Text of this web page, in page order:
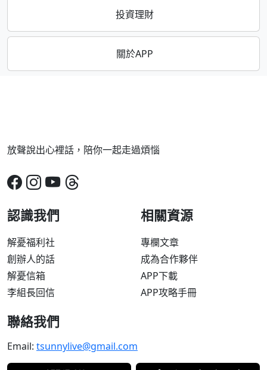
投資理財
關於APP
放聲說出心裡話，陪你一起走過煩惱
認識我們
解憂福利社
創辦人的話
解憂信箱
李組長回信
相關資源
專欄文章
成為合作夥伴
APP下載
APP攻略手冊
聯絡我們
Email: tsunnylive@gmail.com